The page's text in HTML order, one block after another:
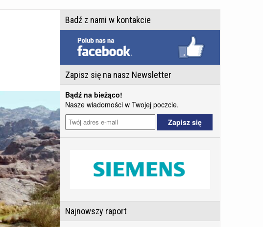
Badź z nami w kontakcie
Zapisz się na nasz Newsletter
Bądź na bieżąco!
Nasze wiadomości w Twojej poczcie.
Najnowszy raport